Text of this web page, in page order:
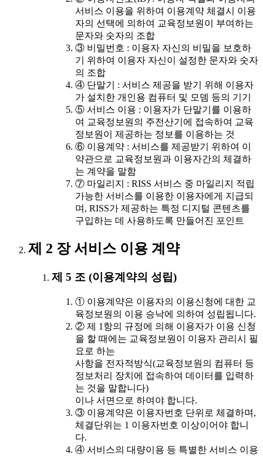
서비스 이용을 위하여 이용계약 체결시 이용
자의 선택에 의하여 교육정보원이 부여하는
문자와 숫자의 조합
③ 비밀번호 : 이용자 자신의 비밀을 보호하
기 위하여 이용자 자신이 설정한 문자와 숫자
의 조합
④ 단말기 : 서비스 제공을 받기 위해 이용자
가 설치한 개인용 컴퓨터 및 모뎀 등의 기기
⑤ 서비스 이용 : 이용자가 단말기를 이용하
여 교육정보원의 주전산기에 접속하여 교육
정보원이 제공하는 정보를 이용하는 것
⑥ 이용계약 : 서비스를 제공받기 위하여 이
약관으로 교육정보원과 이용자간의 체결하
는 계약을 말함
⑦ 마일리지 : RISS 서비스 중 마일리지 적립
가능한 서비스를 이용한 이용자에게 지급되
며, RISS가 제공하는 특정 디지털 콘텐츠를
구입하는 데 사용하도록 만들어진 포인트
제 2 장 서비스 이용 계약
제 5 조 (이용계약의 성립)
① 이용계약은 이용자의 이용신청에 대한 교
육정보원의 이용 승낙에 의하여 성립됩니다.
② 제 1항의 규정에 의해 이용자가 이용 신청
을 할 때에는 교육정보원이 이용자 관리시 필
요로 하는
사항을 전자적방식(교육정보원의 컴퓨터 등
정보처리 장치에 접속하여 데이터를 입력하
는 것을 말합니다)
이나 서면으로 하여야 합니다.
③ 이용계약은 이용자번호 단위로 체결하며,
체결단위는 1 이용자번호 이상이어야 합니
다.
④ 서비스의 대량이용 등 특별한 서비스 이용